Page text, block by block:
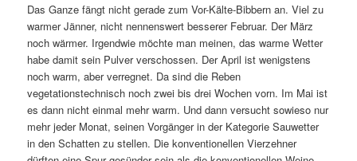
Das Ganze fängt nicht gerade zum Vor-Kälte-Bibbern an. Viel zu
warmer Jänner, nicht nennenswert besserer Februar. Der März
noch wärmer. Irgendwie möchte man meinen, das warme Wetter
habe damit sein Pulver verschossen. Der April ist wenigstens
noch warm, aber verregnet. Da sind die Reben
vegetationstechnisch noch zwei bis drei Wochen vorn. Im Mai ist
es dann nicht einmal mehr warm. Und dann versucht sowieso nur
mehr jeder Monat, seinen Vorgänger in der Kategorie Sauwetter
in den Schatten zu stellen. Die konventionellen Vierzehner